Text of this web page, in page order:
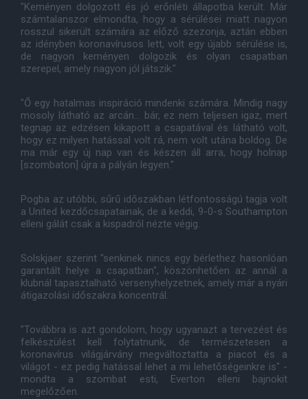
"Keményen dolgozott és jó erőnléti állapotba került. Már
számtalanszor elmondta, hogy a sérülései miatt nagyon
rosszul sikerült számára az előző szezonja, aztán ebben
az idényben koronavírusos lett, volt egy újabb sérülése is,
de nagyon keményen dolgozik és olyan csapatban
szerepel, amely nagyon jól játszik."
"Ő egy hatalmas inspiráció mindenki számára. Mindig nagy
mosoly látható az arcán... bár, ez nem teljesen igaz, mert
tegnap az edzésen kikapott a csapatával és látható volt,
hogy ez milyen hatással volt rá, nem volt utána boldog. De
ma már egy új nap van és készen áll arra, hogy holnap
[szombaton] újra a pályán legyen."
Pogba az utóbbi, sűrű időszakban létfontosságú tagja volt
a United kezdőcsapatainak, de a keddi, 9-0-s Southampton
elleni gálát csak a kispadról nézte végig.
Solskjaer szerint "senkinek nincs egy bérlethez hasonlóan
garantált helye a csapatban", köszönhetően az annál a
klubnál tapasztalható versenyhelyzetnek, amely már a nyári
átigazolási időszakra koncentrál.
"Továbbra is azt gondolom, hogy ugyanazt a tervezést és
felkészülést kell folytatnunk, de természetesen a
koronavírus világjárvány megváltoztatta a piacot és a
világot - ez pedig hatással lehet a mi lehetőségeinkre is" -
mondta a szombat esti, Everton elleni bajnokit
megelőzően.